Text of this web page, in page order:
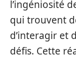
l’ingéniosité
qui trouvent
d’interagir et
défis. Cette